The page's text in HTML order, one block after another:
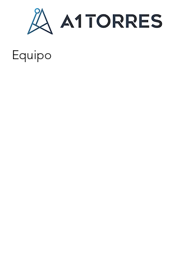
Equipo